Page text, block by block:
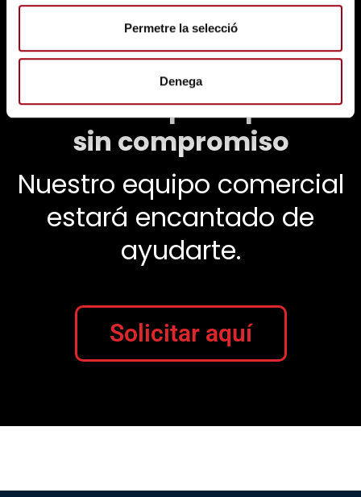
Permetre la selecció
Denega
¿Estás interesado en contratar
nuestros servicios?
Solicita un presupuesto
sin compromiso
Nuestro equipo comercial
estará encantado de
ayudarte.
Solicitar aquí